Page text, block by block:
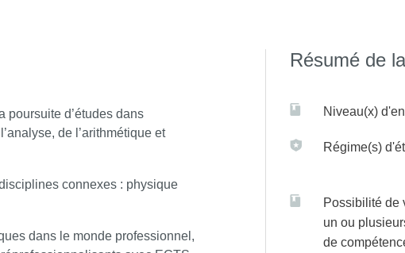
études au-delà de la licence, en master ou en école, pour une
des titulaires de nos masters professionnalisants est proche de 100%.
paris-diderot.fr/maths/
poursuite d’études dans
de l’arithmétique et
connexes : physique
dans le monde professionnel,
Résumé de
Niveau(x)
Régime(s)
Possibilité de
un ou
de